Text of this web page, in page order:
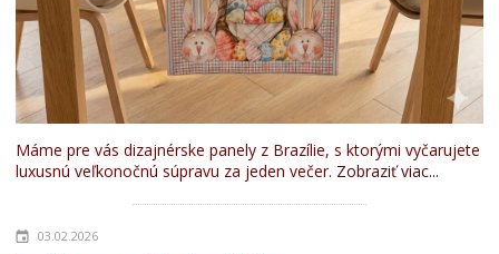
Máme pre vás dizajnérske panely z Brazílie, s ktorými vyčarujete
luxusnú veľkonočnú súpravu za jeden večer. Zobraziť viac...
03.02.2026